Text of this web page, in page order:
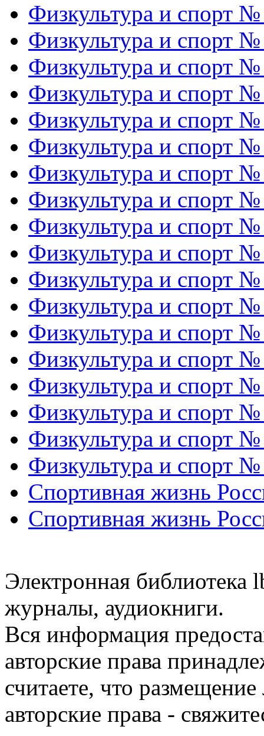
Физкультура и спорт
Физкультура и спорт
Физкультура и спорт
Физкультура и спорт
Физкультура и спорт
Физкультура и спорт
Физкультура и спорт
Физкультура и спорт
Физкультура и спорт
Физкультура и спорт
Физкультура и спорт
Физкультура и спорт
Физкультура и спорт
Физкультура и спорт
Физкультура и спорт
Физкультура и спорт
Физкультура и спорт
Физкультура и спорт
Спортивная жизнь
Спортивная жизнь
Электронная библиотека
журналы, аудиокниги.
Вся информация
авторские права
считаете, что
авторские права -